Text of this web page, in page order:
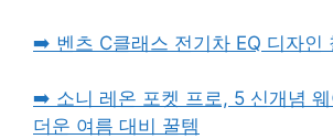
➡️ 벤츠 C클래스 전기차 EQ 디자인
➡️ 소니 레온 포켓 프로, 5 신개념
더운 여름 대비 꿀템